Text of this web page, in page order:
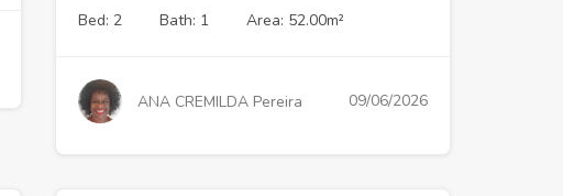
Bed: 2
Bath: 1 Area: 52.00m²
ANA CREMILDA Pereira 09/06/2026